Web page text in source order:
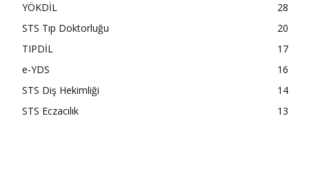
YÖKDİL
28
STS Tıp Doktorluğu
20
TIPDİL
17
e-YDS
16
STS Diş Hekimliği
14
STS Eczacılık
13